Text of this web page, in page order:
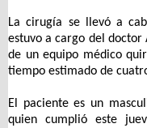
La cirugía se llevó a
estuvo a cargo del doctor
de un equipo médico
tiempo estimado de
El paciente es un
quien cumplió este